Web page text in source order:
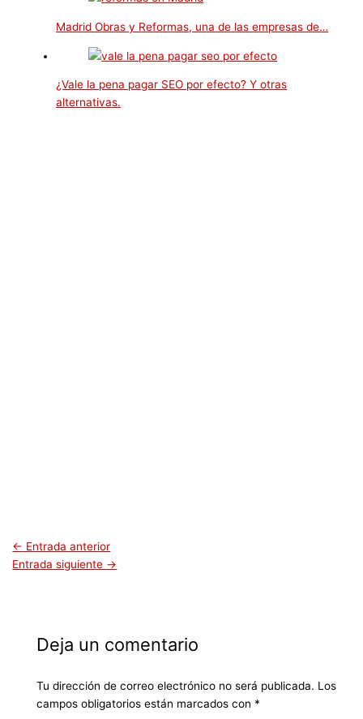
Madrid Obras y Reformas, una de las empresas de…
¿Vale la pena pagar SEO por efecto? Y otras
alternativas.
← Entrada anterior
Entrada siguiente →
Deja un comentario
Tu dirección de correo electrónico no será publicada. Los
campos obligatorios están marcados con *